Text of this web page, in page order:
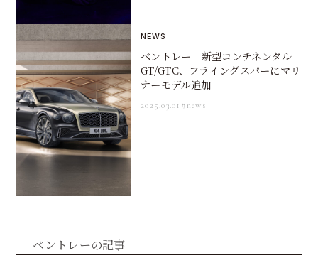
NEWS
ベントレー 新型コンチネンタル
GT/GTC、フライングスパーにマリ
ナーモデル追加
2025.03.01 #news
ベントレーの記事